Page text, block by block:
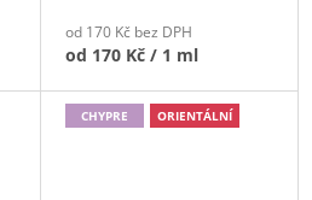
od 170 Kč bez DPH
od 170 Kč / 1 ml
CHYPRE ORIENTÁLNÍ